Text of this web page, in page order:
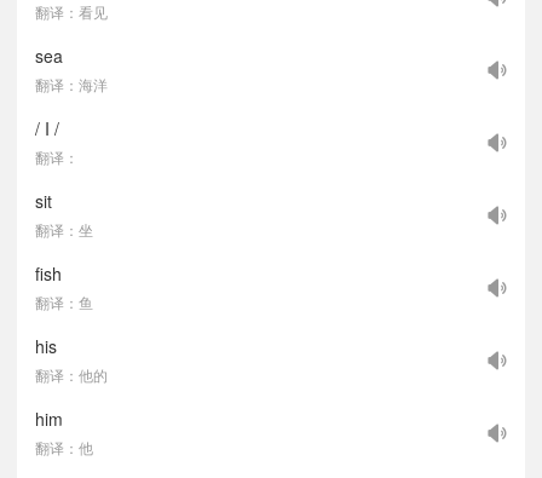
翻译：看见
sea
翻译：海洋
/ I /
翻译：
sit
翻译：坐
fish
翻译：鱼
his
翻译：他的
him
翻译：他